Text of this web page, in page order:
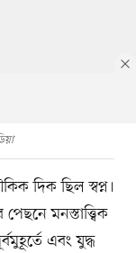
দিক ছিল স্বপ্ন।
মনস্তাত্ত্বিক
এবং যুদ্ধ